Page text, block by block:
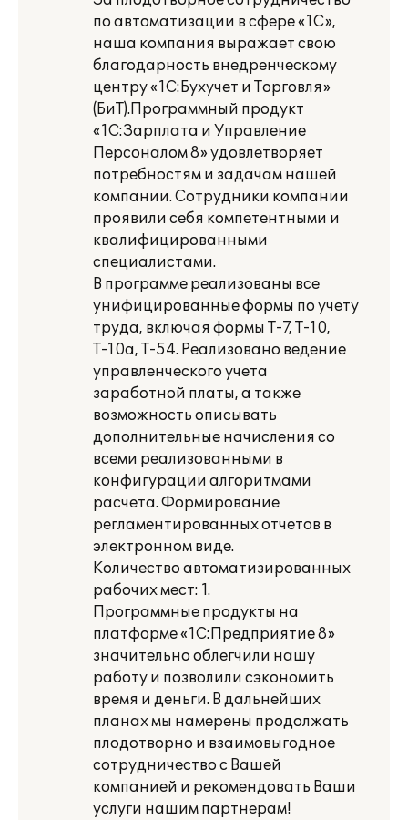
по автоматизации в сфере «1С»,
наша компания выражает свою
благодарность внедренческому
центру «1С:Бухучет и Торговля»
(БиТ).Программный продукт
«1С:Зарплата и Управление
Персоналом 8» удовлетворяет
потребностям и задачам нашей
компании. Сотрудники компании
проявили себя компетентными и
квалифицированными
специалистами.
В программе реализованы все
унифицированные формы по учету
труда, включая формы Т-7, Т-10,
Т-10а, Т-54. Реализовано ведение
управленческого учета
заработной платы, а также
возможность описывать
дополнительные начисления со
всеми реализованными в
конфигурации алгоритмами
расчета. Формирование
регламентированных отчетов в
электронном виде.
Количество автоматизированных
рабочих мест: 1.
Программные продукты на
платформе «1С:Предприятие 8»
значительно облегчили нашу
работу и позволили сэкономить
время и деньги. В дальнейших
планах мы намерены продолжать
плодотворно и взаимовыгодное
сотрудничество с Вашей
компанией и рекомендовать Ваши
услуги нашим партнерам!